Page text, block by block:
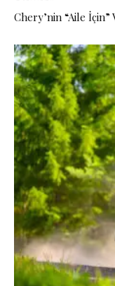
Chery’nin “Aile İçin”